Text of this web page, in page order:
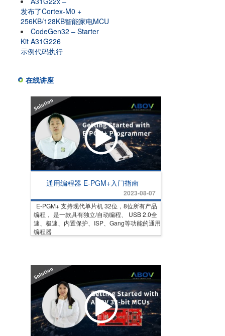
发布了Cortex-M0 +
256KB/128KB智能家电MCU
CodeGen32 – Starter
Kit A31G226
示例代码执行
在线讲座
通用编程器 E-PGM+入门指南
2023-08-07
E-PGM+ 支持现代单片机 32位，8位所有产品
编程， 是一款具有独立/自动编程、 USB 2.0全
速、极速、内置保护、ISP、Gang等功能的通用
编程器